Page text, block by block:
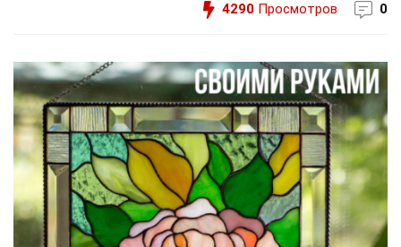
4290 Просмотров 0